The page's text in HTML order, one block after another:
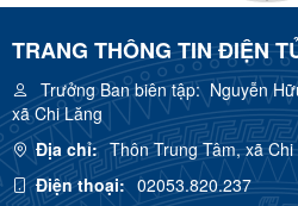
TRANG THÔNG TIN ĐIỆN
Trưởng Ban biên tập:Nguyễn
xã Chi Lăng
Địa chỉ: Thôn Trung Tâm, xã
Điện thoại: 02053.820.237